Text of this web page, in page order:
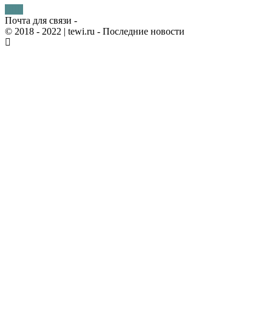
Почта для связи -
© 2018 - 2022 | tewi.ru - Последние новости